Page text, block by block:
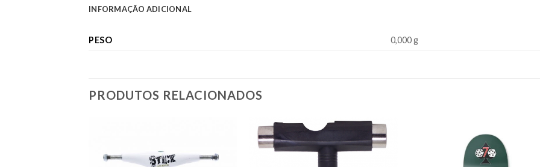
INFORMAÇÃO ADICIONAL
PESO 0,000 g
PRODUTOS RELACIONADOS